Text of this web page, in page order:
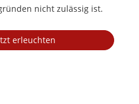
nicht zulässig ist.
erleuchten